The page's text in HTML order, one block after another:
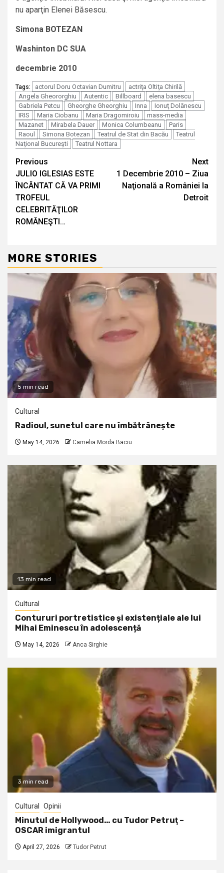
nu aparţin Elenei Băsescu.
Simona BOTEZAN
Washinton DC SUA
decembrie 2010
Tags: actorul Doru Octavian Dumitru
actriţa Oltiţa Chirilă
Angela Gheororghiu
Autentic Billboard
elena basescu
Gabriela Petcu
Gheorghe Gheorghiu Inna
Ionuţ Dolănescu
IRIS
Maria Ciobanu Maria Dragomiroiu
mass-media
Mazanet
Mirabela Dauer Monica Columbeanu
Paris
Raoul
Simona Botezan Teatrul de Stat din Bacău
Teatrul
Naţional Bucureşti
Teatrul Nottara
Continue
Reading
Previous
JULIO IGLESIAS ESTE
ÎNCÂNTAT CĂ VA PRIMI
TROFEUL
CELEBRITĂŢILOR
ROMÂNEŞTI…
Next
1 Decembrie 2010 – Ziua
Naţională a României la
Detroit
MORE STORIES
5 min read
Cultural
Radioul, sunetul care nu îmbătrânește
May 14, 2026 Camelia Morda Baciu
13 min read
Cultural
Contururi portretistice și existențiale ale lui
Mihai Eminescu în adolescență
May 14, 2026 Anca Sirghie
3 min read
Cultural Opinii
Minutul de Hollywood… cu Tudor Petruţ –
OSCAR imigrantul
April 27, 2026 Tudor Petrut